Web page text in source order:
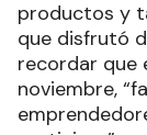
productos y
que disfrutó
recordar que
noviembre,